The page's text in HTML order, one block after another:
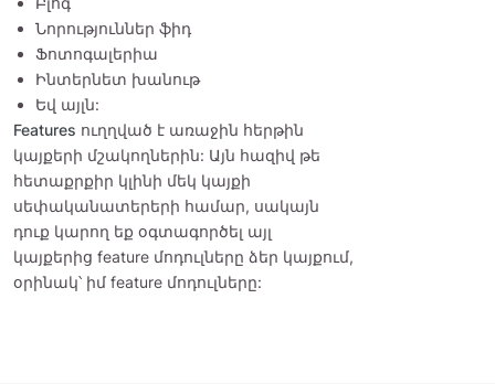
Նորություններ ֆիդ
Ֆոտոգալերիա
Ինտերնետ խանութ
Եվ այլն:
Features ուղղված է առաջին հերթին
կայքերի մշակողներին: Այն հազիվ թե
հետաքրքիր կլինի մեկ կայքի
սեփականատերերի համար, սակայն
դուք կարող եք օգտագործել այլ
կայքերից feature մոդուլները ձեր կայքում,
օրինակ՝ իմ feature մոդուլները: